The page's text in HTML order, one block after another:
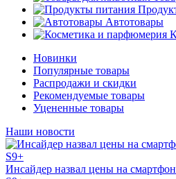
Автотовары
Новинки
Популярные товары
Распродажи и скидки
Рекомендуемые товары
Уцененные товары
Наши новости
Инсайдер назвал цены на